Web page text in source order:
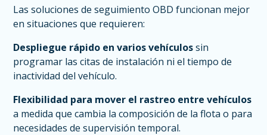
Las soluciones de seguimiento OBD funcionan mejor
en situaciones que requieren:
Despliegue rápido en varios vehículossin
programar las citas de instalación ni el tiempo de
inactividad del vehículo.
Flexibilidad para mover el rastreo entre vehículos
a medida que cambia la composición de la flota o para
necesidades de supervisión temporal.